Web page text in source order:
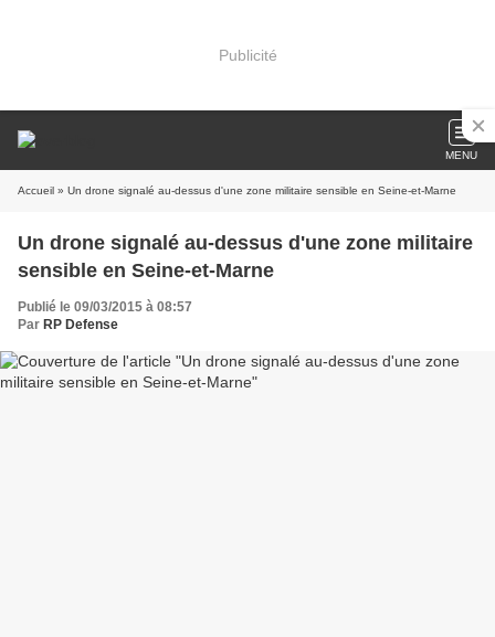
Publicité
MENU
Accueil » Un drone signalé au-dessus d'une zone militaire sensible en Seine-et-Marne
Un drone signalé au-dessus d'une zone militaire
sensible en Seine-et-Marne
Publié le 09/03/2015 à 08:57
Par RP Defense